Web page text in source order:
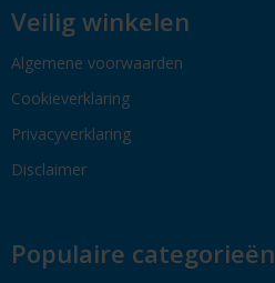
Veilig winkelen
Algemene voorwaarden
Cookieverklaring
Privacyverklaring
Disclaimer
Populaire categorieën